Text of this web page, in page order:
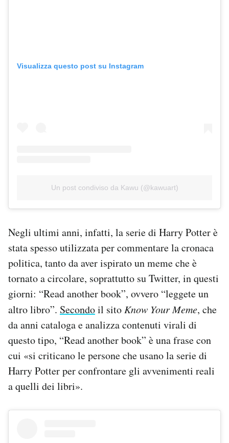
Visualizza questo post su Instagram
Un post condiviso da Kawu (@kawuart)
Negli ultimi anni, infatti, la serie di Harry Potter è
stata spesso utilizzata per commentare la cronaca
politica, tanto da aver ispirato un meme che è
tornato a circolare, soprattutto su Twitter, in questi
giorni: “Read another book”, ovvero “leggete un
altro libro”. Secondoil sito Know Your Meme, che
da anni cataloga e analizza contenuti virali di
questo tipo, “Read another book” è una frase con
cui «si criticano le persone che usano la serie di
Harry Potter per confrontare gli avvenimenti reali
a quelli dei libri».